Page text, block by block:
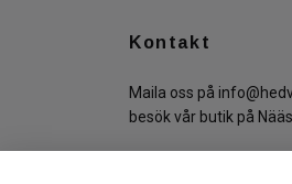
Kontakt
Maila oss på
besök vår butik på